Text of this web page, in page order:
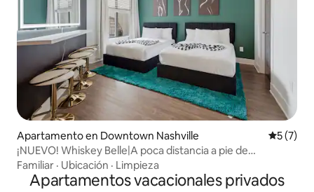
Apartamento en Downtown Nashville
5 (7)
¡NUEVO! Whiskey Belle|A poca distancia a pie de
Broadway y del centro de la ciudad
Familiar · Ubicación · Limpieza
Apartamentos vacacionales privados